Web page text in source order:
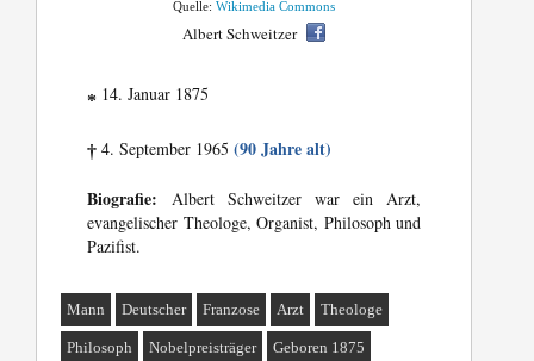
Quelle:Wikimedia Commons
Albert Schweitzer
* 14. Januar 1875
† 4. September 1965(90 Jahre alt)
Biografie: Albert Schweitzer war ein Arzt,
evangelischer Theologe, Organist, Philosoph und
Pazifist.
Mann Deutscher Franzose Arzt Theologe
Philosoph Nobelpreisträger Geboren 1875